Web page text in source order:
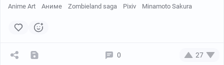
Anime Art Аниме Zombieland saga Pixiv Minamoto Sakura
0 27